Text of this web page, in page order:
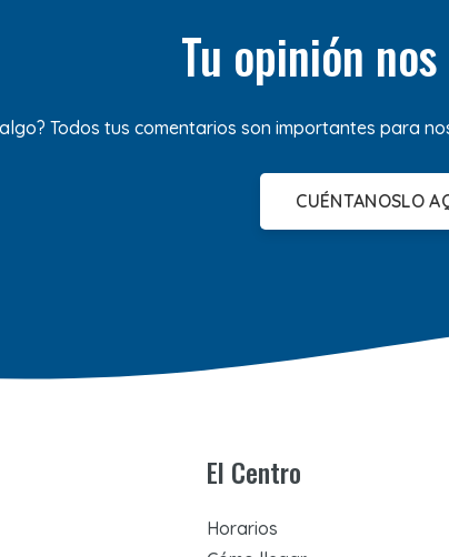
Tu opinión
Todos tus comentarios son importantes para
CUÉNTANOSLO
El Centro
Horarios